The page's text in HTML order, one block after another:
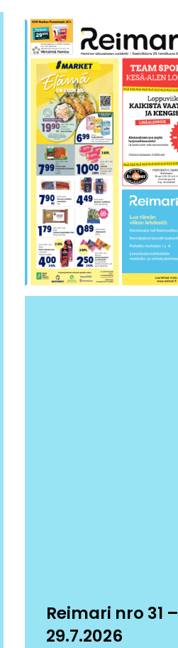
Reimari nro 31 –
29.7.2026